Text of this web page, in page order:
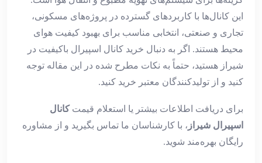
این کانال‌ها با کاربردهای گسترده در پروژه‌های مسکونی،
تجاری و صنعتی، انتخابی مناسب برای بهبود کیفیت هوای
محیط هستند. اگر به دنبال خرید کانال اسپیرال باکیفیت در
شیراز هستید، حتماً به نکات مطرح شده در این مقاله توجه
کنید و از تولیدکنندگان معتبر خرید کنید.
برای دریافت اطلاعات بیشتر یا استعلام قیمتکانال
اسپیرال شیراز ، با کارشناسان ما تماس بگیرید و از مشاوره
رایگان بهره‌مند شوید.